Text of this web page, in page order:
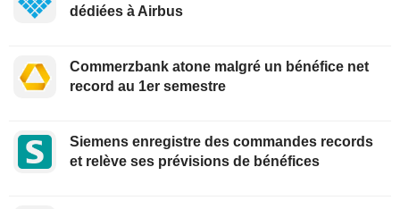
dédiées à Airbus
Commerzbank atone malgré un bénéfice net
record au 1er semestre
Siemens enregistre des commandes records
et relève ses prévisions de bénéfices